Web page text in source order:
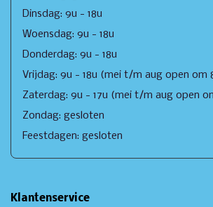
Dinsdag: 9u - 18u
Woensdag: 9u - 18u
Donderdag: 9u - 18u
Vrijdag: 9u - 18u (mei t/m aug open om
Zaterdag: 9u - 17u (mei t/m aug open
Zondag: gesloten
Feestdagen: gesloten
Klantenservice